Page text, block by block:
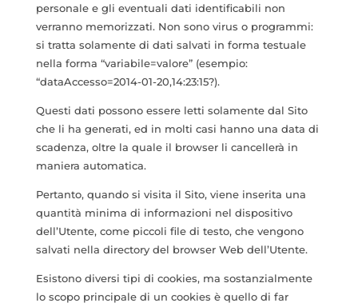
personale e gli eventuali dati identificabili non
verranno memorizzati. Non sono virus o programmi:
si tratta solamente di dati salvati in forma testuale
nella forma “variabile=valore” (esempio:
“dataAccesso=2014-01-20,14:23:15?).
Questi dati possono essere letti solamente dal Sito
che li ha generati, ed in molti casi hanno una data di
scadenza, oltre la quale il browser li cancellerà in
maniera automatica.
Pertanto, quando si visita il Sito, viene inserita una
quantità minima di informazioni nel dispositivo
dell’Utente, come piccoli file di testo, che vengono
salvati nella directory del browser Web dell’Utente.
Esistono diversi tipi di cookies, ma sostanzialmente
lo scopo principale di un cookies è quello di far